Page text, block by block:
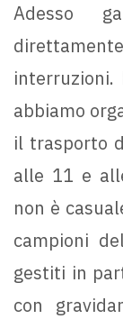
Adesso
abbiamo
il trasporto
alle 11 e
non è
campioni
gestiti in
con